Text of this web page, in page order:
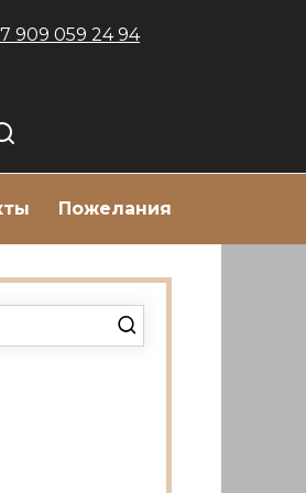
909 059 24 94
Пожелания